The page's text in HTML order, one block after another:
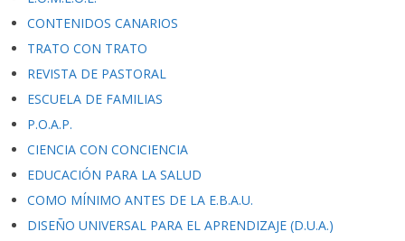
CONTENIDOS CANARIOS
TRATO CON TRATO
REVISTA DE PASTORAL
ESCUELA DE FAMILIAS
P.O.A.P.
CIENCIA CON CONCIENCIA
EDUCACIÓN PARA LA SALUD
COMO MÍNIMO ANTES DE LA E.B.A.U.
DISEÑO UNIVERSAL PARA EL APRENDIZAJE (D.U.A.)